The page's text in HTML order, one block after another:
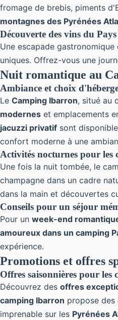
fromage de brebis, piments
montagnes des Pyrénées
Découverte des vins du
Une escapade
uniques. Offrez-vous une
Nuit romantique au
Ambiance et choix
Le Camping Ibarron, situé au
modernes et emplacements
jacuzzi privatif sont
confort moderne à une
Activités nocturnes pour les
Une fois la nuit tombée, le
champagne dans un cadre
dans la main et découvertes
Conseils pour un séjour
Pour un week-end
amoureux dans un camping
expérience.
Promotions et offres
Offres saisonnières pour les
Découvrez des offres
camping Ibarron propose des
imprenable sur les Pyrénées